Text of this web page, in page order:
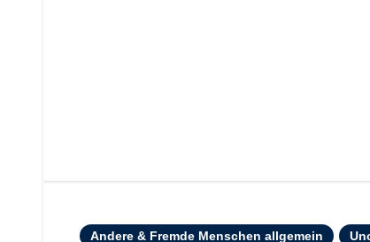
Andere & Fremde Menschen allgemein